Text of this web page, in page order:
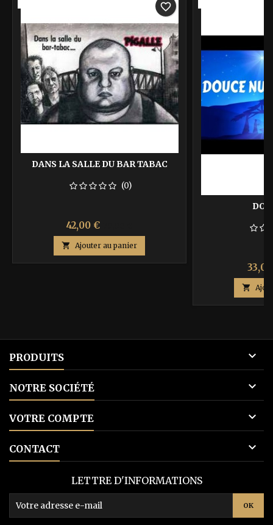
DANS LA SALLE DU BAR TABAC
(0)
Prix
42,00 €
base
 Ajouter au panier
favorite_border
Prix

PRODUITS 
NOTRE SOCIÉTÉ 
VOTRE COMPTE 
CONTACT 
LETTRE D'INFORMATIONS